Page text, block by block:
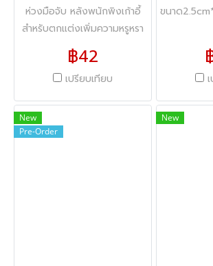
ห่วงมือจับ หลังพนักพิงเก้าอี้
สำหรับตกแต่งเพิ่มความหรูหรา
มี 3 สีให้เลือก
฿42
เปรียบเทียบ
New
Pre-Order
New